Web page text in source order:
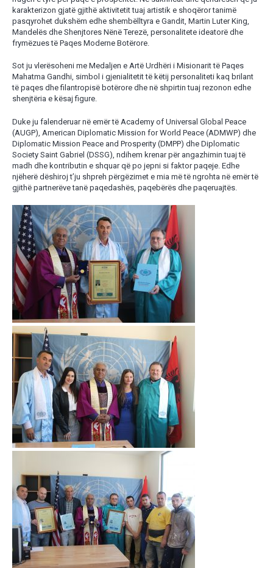
karakterizon gjatë gjithë aktivitetit tuaj artistik e shoqëror tanimë
pasqyrohet dukshëm edhe shembëlltyra e Gandit, Martin Luter King,
Mandelës dhe Shenjtores Nënë Terezë, personalitete ideatorë dhe
frymëzues të Paqes Moderne Botërore.
Sot ju vlerësoheni me Medaljen e Artë Urdhëri i Misionarit të Paqes
Mahatma Gandhi, simbol i gjenialitetit të këtij personaliteti kaq brilant
të paqes dhe filantropisë botërore dhe në shpirtin tuaj rezonon edhe
shenjtëria e kësaj figure.
Duke ju falenderuar në emër të Academy of Universal Global Peace
(AUGP), American Diplomatic Mission for World Peace (ADMWP) dhe
Diplomatic Mission Peace and Prosperity (DMPP) dhe Diplomatic
Society Saint Gabriel (DSSG), ndihem krenar për angazhimin tuaj të
madh dhe kontributin e shquar që po jepni si faktor paqeje. Edhe
njëherë dëshiroj t’ju shpreh përgëzimet e mia më të ngrohta në emër të
gjithë partnerëve tanë paqedashës, paqebërës dhe paqeruajtës.